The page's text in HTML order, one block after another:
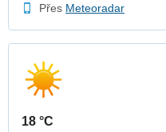
Přes Meteoradar
18 °C